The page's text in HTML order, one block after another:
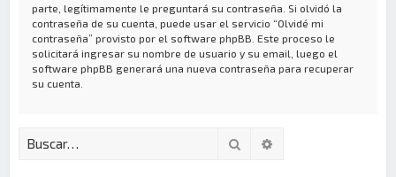
parte, legítimamente le preguntará su contraseña. Si olvidó la
contraseña de su cuenta, puede usar el servicio “Olvidé mi
contraseña” provisto por el software phpBB. Este proceso le
solicitará ingresar su nombre de usuario y su email, luego el
software phpBB generará una nueva contraseña para recuperar
su cuenta.
Buscar